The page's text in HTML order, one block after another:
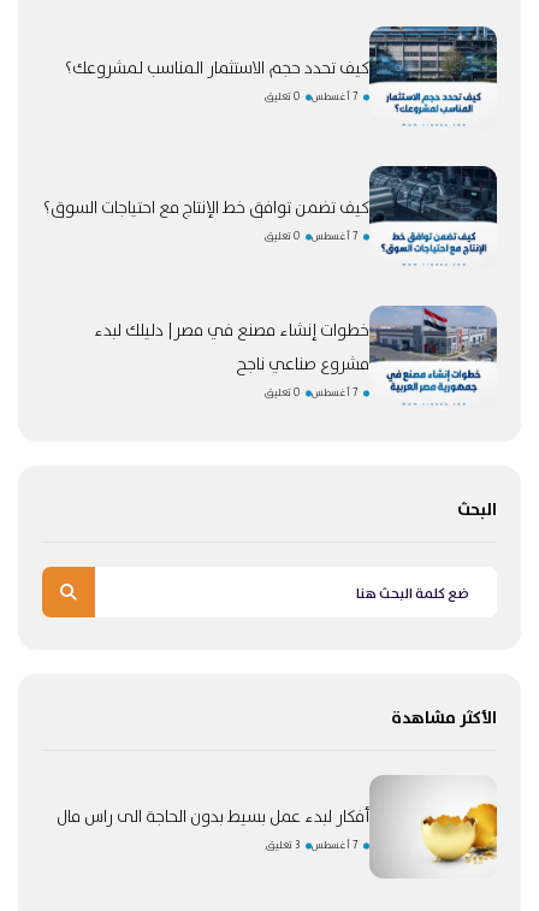
كيف تحدد حجم الاستثمار المناسب لمشروعك؟
7 أغسطس 0 تعليق
كيف تضمن توافق خط الإنتاج مع احتياجات السوق؟
7 أغسطس 0 تعليق
خطوات إنشاء مصنع في مصر| دليلك لبدء
مشروع صناعي ناجح
7 أغسطس 0 تعليق
البحث
الأكثر مشاهدة
أفكار لبدء عمل بسيط بدون الحاجة الى راس مال
7 أغسطس 3 تعليق